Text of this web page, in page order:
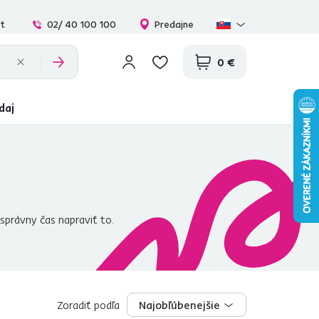
02/ 40 100 100 Predajne
0 €
čas napraviť to.
vody, okuliare, prípadne
vonku je pravdepodobne
a hľadať vypínač hlavného
s displejom
Najobľúbenejšie
Zoradiť podľa Najobľúbenejšie